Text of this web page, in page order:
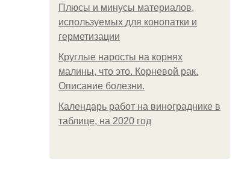
Плюсы и минусы материалов,
используемых для конопатки и
герметизации
Круглые наросты на корнях
малины, что это. Корневой рак.
Описание болезни.
Календарь работ на винограднике в
таблице, на 2020 год